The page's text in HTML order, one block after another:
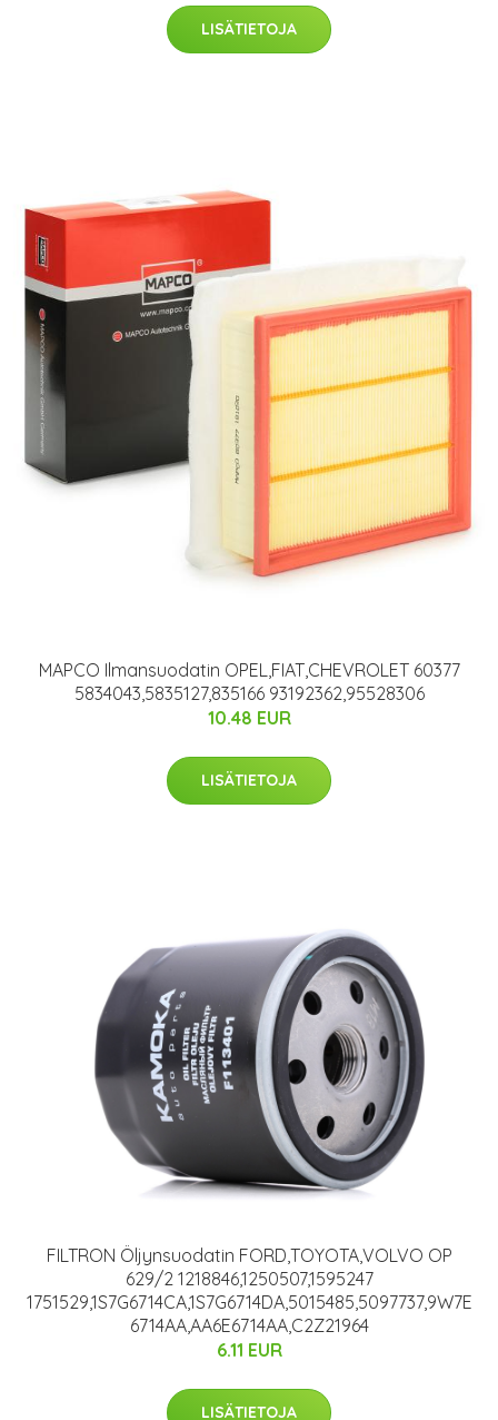
LISÄTIETOJA
MAPCO Ilmansuodatin OPEL,FIAT,CHEVROLET 60377
5834043,5835127,835166 93192362,95528306
10.48 EUR
LISÄTIETOJA
FILTRON Öljynsuodatin FORD,TOYOTA,VOLVO OP
629/2 1218846,1250507,1595247
1751529,1S7G6714CA,1S7G6714DA,5015485,5097737,9W7E
6714AA,AA6E6714AA,C2Z21964
6.11 EUR
LISÄTIETOJA